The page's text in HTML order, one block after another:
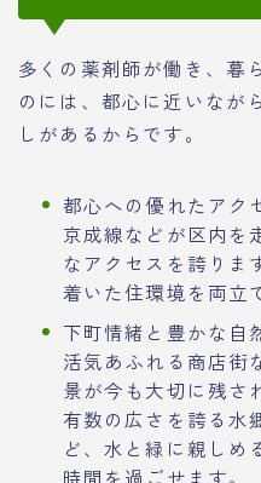
多くの薬剤師が働き、暮
のには、都心に近いなが
しがあるからです。
都心への優れたアク
京成線などが区内を
なアクセスを誇りま
着いた住環境を両立
下町情緒と豊かな自
活気あふれる商店街
景が今も大切に残さ
有数の広さを誇る水
ど、水と緑に親しめ
時間を過ごせます。